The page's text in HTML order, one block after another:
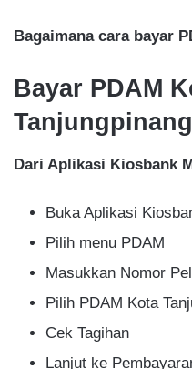
Bagaimana cara bayar
Bayar PDAM
Tanjungpinang
Dari Aplikasi Kiosbank
Buka Aplikasi
Pilih menu PDAM
Masukkan Nomor
Pilih PDAM Kota
Cek Tagihan
Lanjut ke